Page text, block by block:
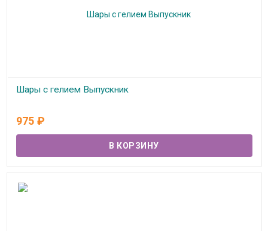
Шары с гелием Выпускник
975 ₽